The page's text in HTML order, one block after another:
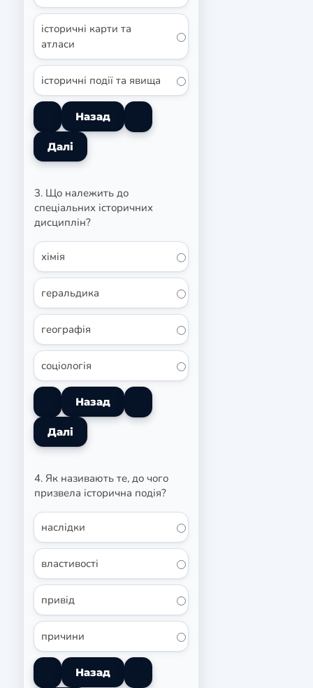
історичні карти та
атласи
історичні події та явища
3. Що належить до
спеціальних історичних
дисциплін?
хімія
геральдика
географія
соціологія
4. Як називають те, до чого
призвела історична подія?
наслідки
властивості
привід
причини